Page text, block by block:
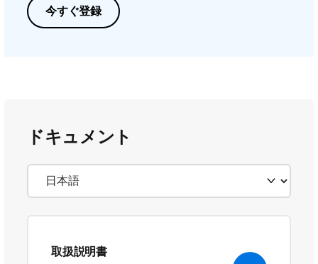
今すぐ登録
ドキュメント
取扱説明書